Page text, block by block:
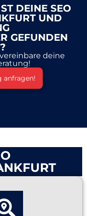
DEINE SEO
UND
GEFUNDEN
deine
anfragen!